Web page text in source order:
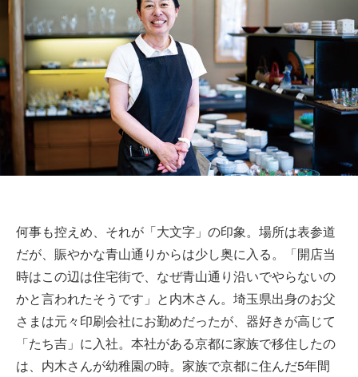
何事も控えめ、それが「大文字」の印象。場所は表参道
だが、賑やかな青山通りからは少し奥に入る。「開店当
時はこの辺は住宅街で、なぜ青山通り沿いでやらないの
かと言われたそうです」と内木さん。埼玉県出身のお父
さまは元々印刷会社にお勤めだったが、器好きが高じて
「たち吉」に入社。本社がある京都に家族で移住したの
は、内木さんが幼稚園の時。家族で京都に住んだ5年間